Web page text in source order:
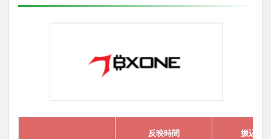
反映時間 振込手